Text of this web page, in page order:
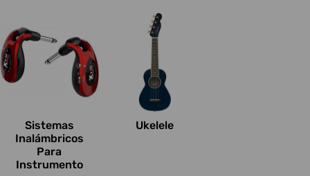
Sistemas
Inalámbricos
Para
Instrumento
Ukelele